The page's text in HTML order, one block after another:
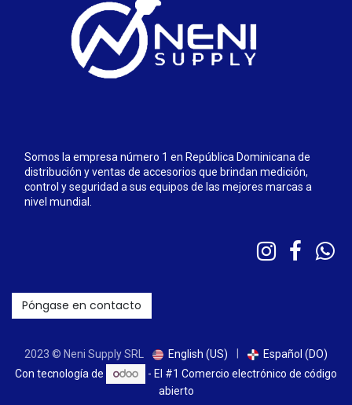
Somos la empresa número 1 en República Dominicana de
distribución y ventas de accesorios que brindan medición,
control y seguridad a sus equipos de las mejores marcas a
nivel mundial.
Póngase en contacto
2023 © Neni Supply SRL English (US)
Español (DO)
Con tecnología de
- El #1 Comercio electrónico de código
abierto